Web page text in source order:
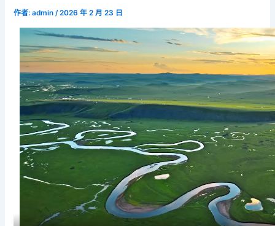
作者:admin/2026 年 2 月 23 日